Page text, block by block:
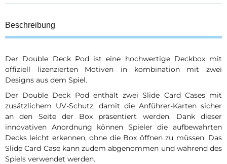
Beschreibung
Der Double Deck Pod ist eine hochwertige Deckbox mit
offiziell lizenzierten Motiven in kombination mit zwei
Designs aus dem Spiel.
Der Double Deck Pod enthält zwei Slide Card Cases mit
zusätzlichem UV-Schutz, damit die Anführer-Karten sicher
an den Seite der Box präsentiert werden. Dank dieser
innovativen Anordnung können Spieler die aufbewahrten
Decks leicht erkennen, ohne die Box öffnen zu müssen. Das
Slide Card Case kann zudem abgenommen und während des
Spiels verwendet werden.